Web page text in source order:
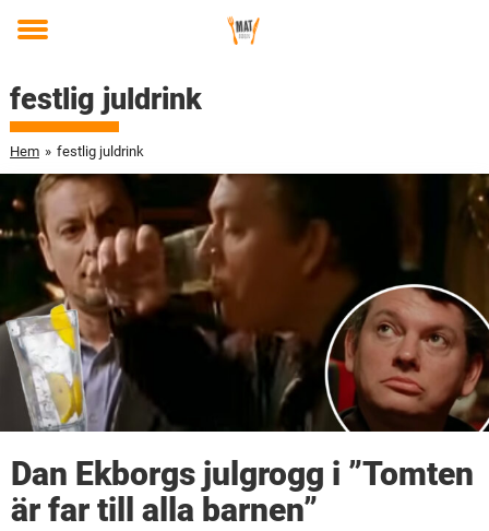
Toggle
festlig juldrink
Hem » festlig juldrink
Dan Ekborgs julgrogg i ”Tomten
är far till alla barnen”